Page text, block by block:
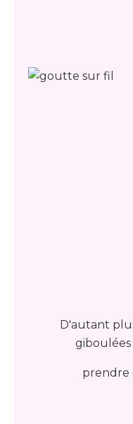
D'autant
prendre